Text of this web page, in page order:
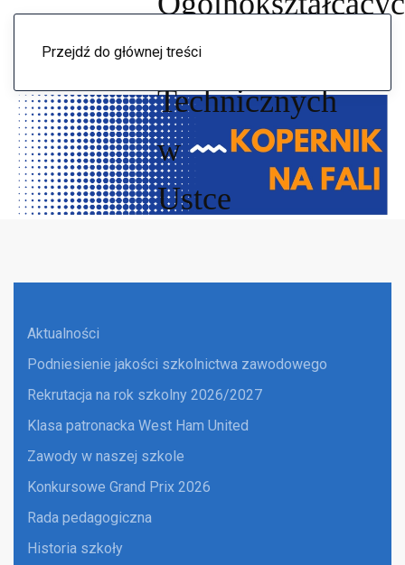
Przejdź do głównej treści
Menu
Aktualności
Podniesienie jakości szkolnictwa zawodowego
Rekrutacja na rok szkolny 2026/2027
Klasa patronacka West Ham United
Zawody w naszej szkole
Konkursowe Grand Prix 2026
Rada pedagogiczna
Historia szkoły